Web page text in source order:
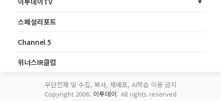
스페셜리포트
Channel 5
위너스IR클럽
무단전재 및 수집, 복사, 재배포, AI학습 이용 금지
Copyright 2006. 이투데이. All rights reserved